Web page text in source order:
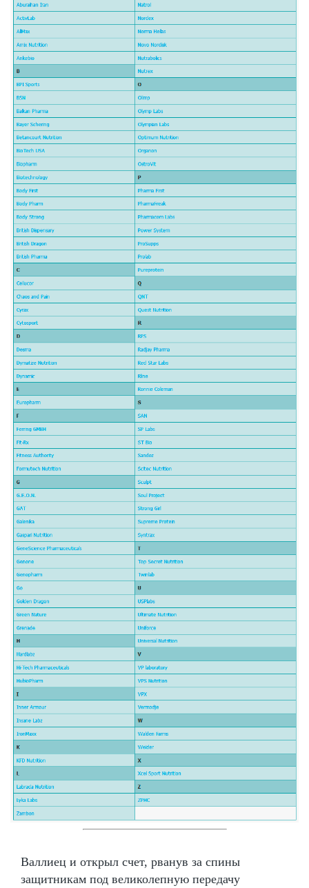
Валлиец и открыл счет, рванув за спины
защитникам под великолепную передачу